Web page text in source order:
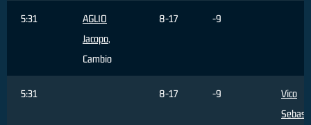
5:31
AGLIO
Jacopo,
Cambio
8-17 -9
5:31 8-17 -9
Vico